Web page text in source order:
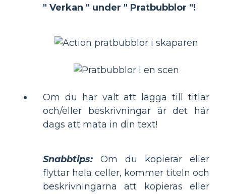
" Verkan " under " Pratbubblor "!
Om du har valt att lägga till titlar
och/eller beskrivningar är det här
dags att mata in din text!
Snabbtips: Om du kopierar eller
flyttar hela celler, kommer titeln och
beskrivningarna att kopieras eller